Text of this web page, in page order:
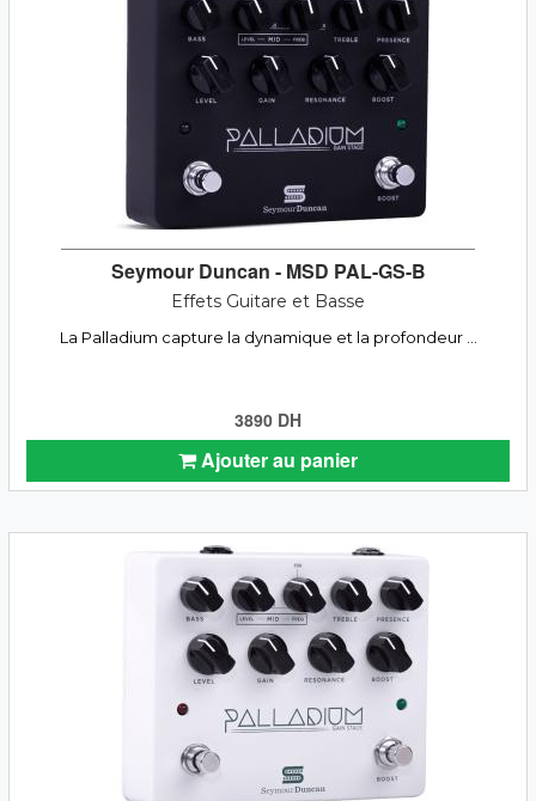
Seymour Duncan - MSD PAL-GS-B
Effets Guitare et Basse
La Palladium capture la dynamique et la profondeur ...
3890 DH
Ajouter au panier